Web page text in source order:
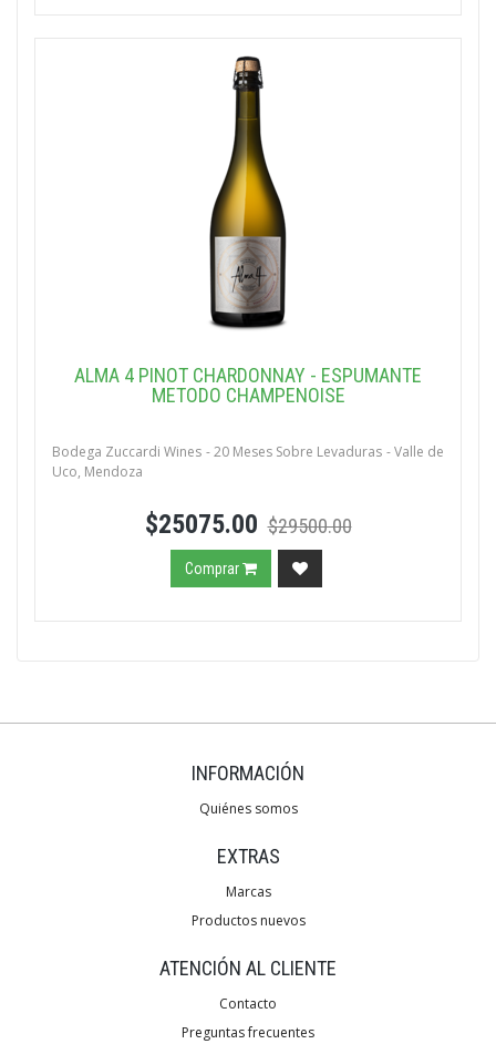
ALMA 4 PINOT CHARDONNAY - ESPUMANTE
METODO CHAMPENOISE
Bodega Zuccardi Wines - 20 Meses Sobre Levaduras - Valle de
Uco, Mendoza
$25075.00 $29500.00
Comprar
INFORMACIÓN
Quiénes somos
EXTRAS
Marcas
Productos nuevos
ATENCIÓN AL CLIENTE
Contacto
Preguntas frecuentes